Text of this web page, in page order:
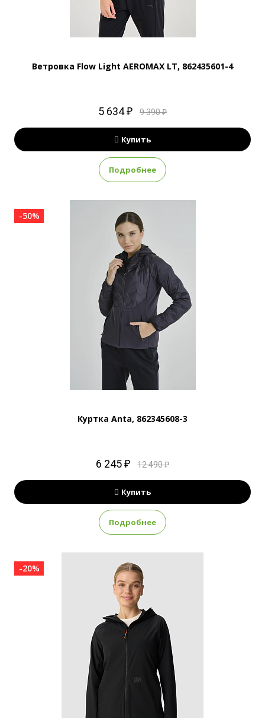
Ветровка Flow Light AEROMAX LT, 862435601-4
5 634 ₽ 9 390 ₽
Купить
Подробнее
-50%
Куртка Anta, 862345608-3
6 245 ₽ 12 490 ₽
Купить
Подробнее
-20%